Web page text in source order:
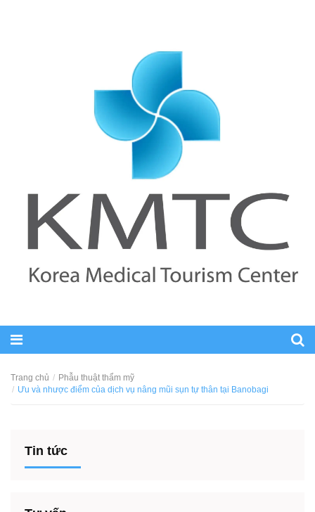
Trang chủ
Phẫu thuật thẩm mỹ
Ưu và nhược điểm của dịch vụ nâng mũi sụn tự thân tại Banobagi
Tin tức